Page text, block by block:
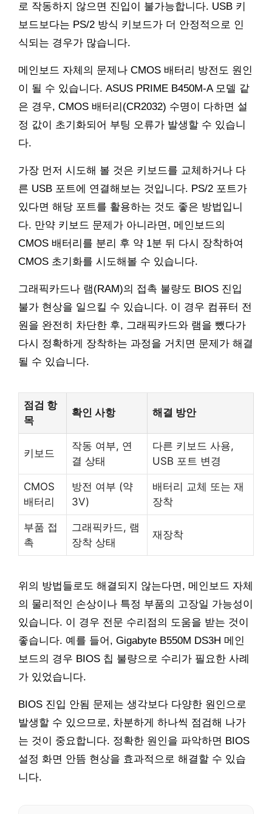
로 작동하지 않으면 진입이 불가능합니다. USB 키
보드보다는 PS/2 방식 키보드가 더 안정적으로 인
식되는 경우가 많습니다.
메인보드 자체의 문제나 CMOS 배터리 방전도 원인
이 될 수 있습니다. ASUS PRIME B450M-A 모델 같
은 경우, CMOS 배터리(CR2032) 수명이 다하면 설
정 값이 초기화되어 부팅 오류가 발생할 수 있습니
다.
가장 먼저 시도해 볼 것은 키보드를 교체하거나 다
른 USB 포트에 연결해보는 것입니다. PS/2 포트가
있다면 해당 포트를 활용하는 것도 좋은 방법입니
다. 만약 키보드 문제가 아니라면, 메인보드의
CMOS 배터리를 분리 후 약 1분 뒤 다시 장착하여
CMOS 초기화를 시도해볼 수 있습니다.
그래픽카드나 램(RAM)의 접촉 불량도 BIOS 진입
불가 현상을 일으킬 수 있습니다. 이 경우 컴퓨터 전
원을 완전히 차단한 후, 그래픽카드와 램을 뺐다가
다시 정확하게 장착하는 과정을 거치면 문제가 해결
될 수 있습니다.
점검 항
목
확인 사항 해결 방안
키보드
작동 여부, 연
결 상태
다른 키보드 사용,
USB 포트 변경
CMOS
배터리
방전 여부 (약
3V)
배터리 교체 또는 재
장착
부품 접
촉
그래픽카드, 램
장착 상태
재장착
위의 방법들로도 해결되지 않는다면, 메인보드 자체
의 물리적인 손상이나 특정 부품의 고장일 가능성이
있습니다. 이 경우 전문 수리점의 도움을 받는 것이
좋습니다. 예를 들어, Gigabyte B550M DS3H 메인
보드의 경우 BIOS 칩 불량으로 수리가 필요한 사례
가 있었습니다.
BIOS 진입 안됨 문제는 생각보다 다양한 원인으로
발생할 수 있으므로, 차분하게 하나씩 점검해 나가
는 것이 중요합니다. 정확한 원인을 파악하면 BIOS
설정 화면 안뜸 현상을 효과적으로 해결할 수 있습
니다.